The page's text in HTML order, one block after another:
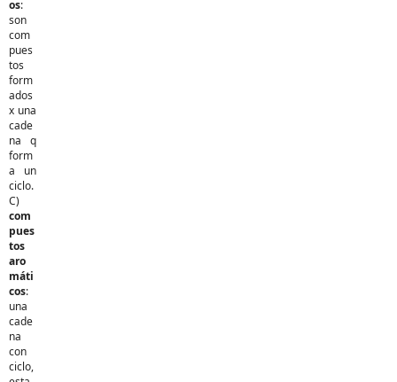
os:
son
com
pues
tos
form
ados
x una
cade
na q
form
a un
ciclo.
C)
com
pues
tos
aro
máti
cos:
una
cade
na
con
ciclo,